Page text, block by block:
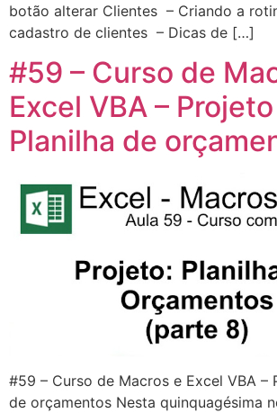
botão alterar Clientes – Criando a
cadastro de clientes – Dicas de […]
#59 – Curso de
Excel VBA –
Planilha de
#59 – Curso de Macros e Excel VBA –
de orçamentos Nesta quinquagésima